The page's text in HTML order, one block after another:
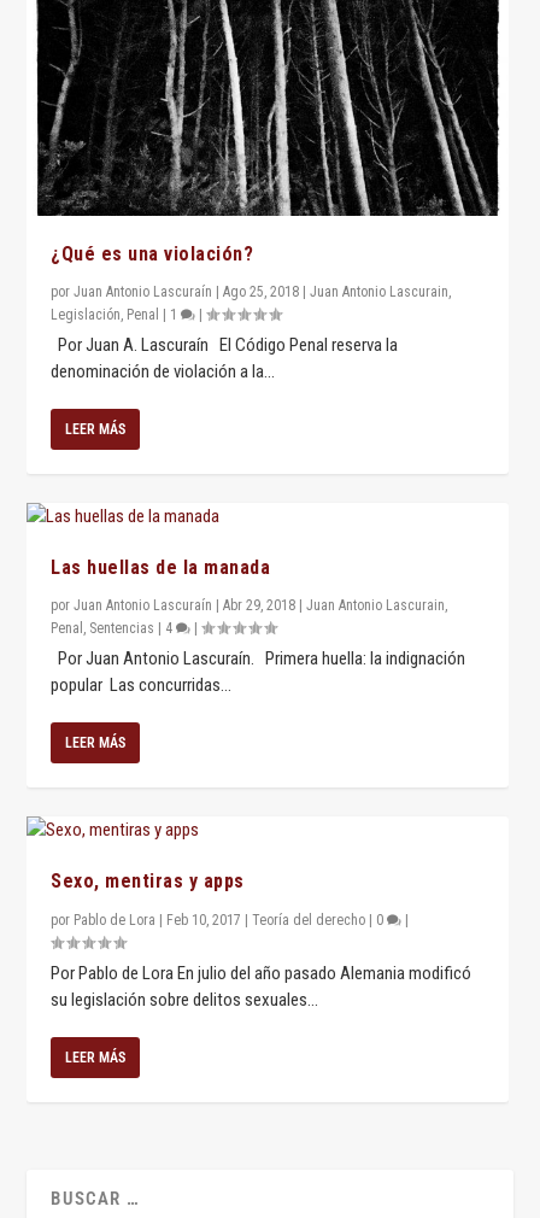
¿Qué es una violación?
porJuan Antonio Lascuraín |Ago 25, 2018 |Juan Antonio Lascurain,
Legislación, Penal 1 |
Por Juan A. Lascuraín El Código Penal reserva la
denominación de violación a la...
LEER MÁS
Las huellas de la manada
porJuan Antonio Lascuraín |Abr 29, 2018 |Juan Antonio Lascurain,
Penal , Sentencias 4 |
Por Juan Antonio Lascuraín. Primera huella: la indignación
popular Las concurridas...
LEER MÁS
Sexo, mentiras y apps
por Pablo de Lora Feb 10, 2017 |Teoría del derecho 0
Por Pablo de Lora En julio del año pasado Alemania modificó
su legislación sobre delitos sexuales...
LEER MÁS